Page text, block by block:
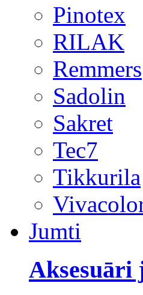
Pinotex
RILAK
Remmers
Sadolin
Sakret
Tec7
Tikkurila
Jumti
Aksesuāri